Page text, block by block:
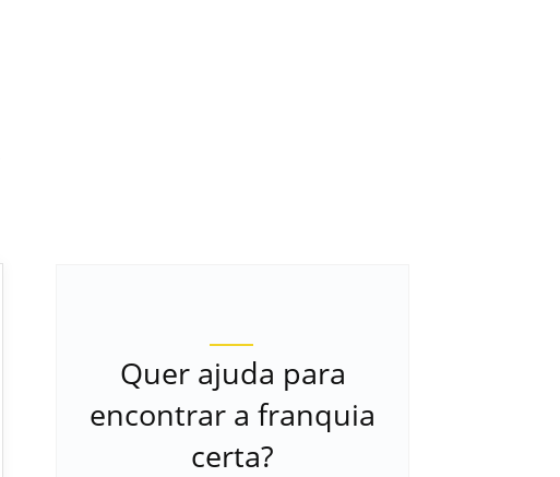
Quer ajuda para
encontrar a franquia
certa?